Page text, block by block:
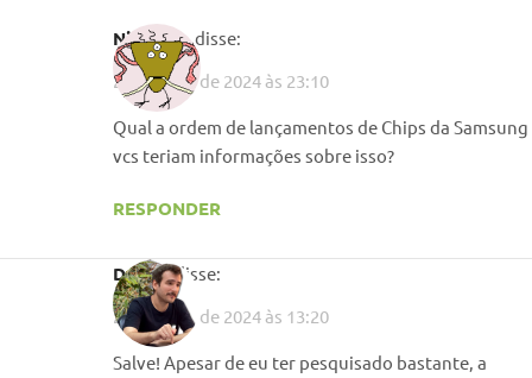
Nicklove disse:
21 de abril de 2024 às 23:10
Qual a ordem de lançamentos de Chips da Samsung
vcs teriam informações sobre isso?
RESPONDER
Daniel disse:
22 de abril de 2024 às 13:20
Salve! Apesar de eu ter pesquisado bastante, a